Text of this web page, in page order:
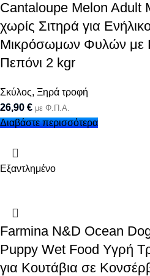
Cantaloupe Melon Adult
χωρίς Σιτηρά για
Μικρόσωμων Φυλών με
Πεπόνι 2 kgr
Σκύλος, Ξηρά τροφή
26,90 € με Φ.Π.Α.
Διαβάστε περισσότερα
Εξαντλημένο
Farmina N&D Ocean
Puppy Wet Food Υγρή
για Κουτάβια σε